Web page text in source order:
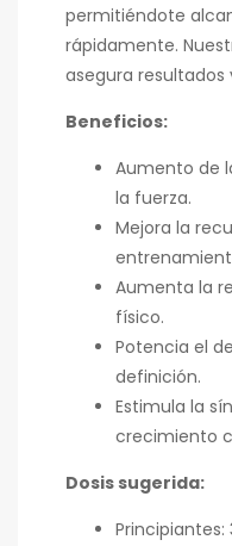
permitiéndote
rápidamente.
asegura resultados
Beneficios:
Aumento de
la fuerza.
Mejora la
Aumenta la
físico.
Potencia el
definición.
Estimula la
crecimiento
Dosis sugerida: